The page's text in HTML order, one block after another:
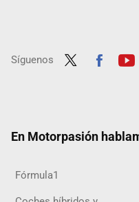
Síguenos
En Motorpasión
Fórmula1